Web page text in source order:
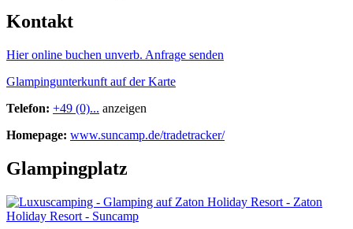
Kontakt
Hier online buchen unverb. Anfrage senden
Glampingunterkunft auf der Karte
Telefon: +49 (0)... anzeigen
Homepage: www.suncamp.de/tradetracker/
Glampingplatz